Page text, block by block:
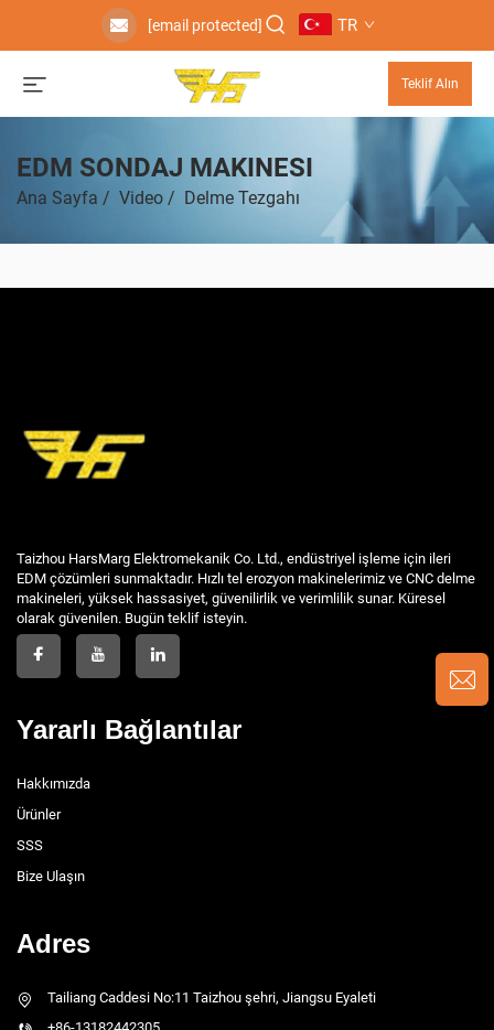
[email protected] TR
Teklif Alın
EDM SONDAJ MAKINESI
Ana Sayfa / Video / Delme Tezgahı
Taizhou HarsMarg Elektromekanik Co. Ltd., endüstriyel işleme için ileri
EDM çözümleri sunmaktadır. Hızlı tel erozyon makinelerimiz ve CNC delme
makineleri, yüksek hassasiyet, güvenilirlik ve verimlilik sunar. Küresel
olarak güvenilen. Bugün teklif isteyin.
Yararlı Bağlantılar
Hakkımızda
Ürünler
SSS
Bize Ulaşın
Adres
Tailiang Caddesi No:11 Taizhou şehri, Jiangsu Eyaleti